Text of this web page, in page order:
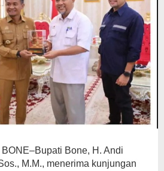
Bone, H. Andi
M.M., menerima kunjungan